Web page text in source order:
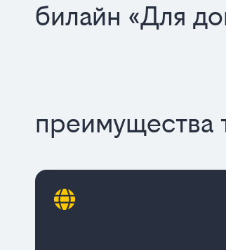
билайн «Для
преимущества